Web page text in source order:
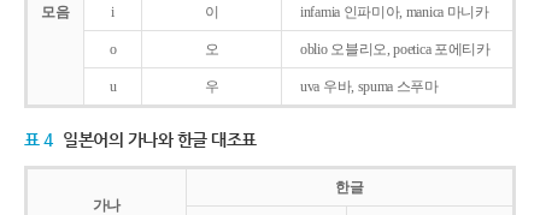
모음 i 이 infamia 인파미아, manica 마니카
o 오 oblio 오블리오, poetica 포에티카
u 우 uva 우바, spuma 스푸마
표 4 일본어의 가나와 한글 대조표
가나
한글